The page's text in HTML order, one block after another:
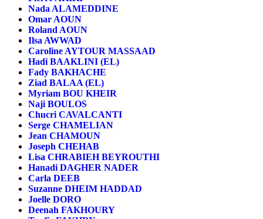
Nada ALAMEDDINE
Omar AOUN
Roland AOUN
Ilsa AWWAD
Caroline AYTOUR MASSAAD
Hadi BAAKLINI (EL)
Fady BAKHACHE
Ziad BALAA (EL)
Myriam BOU KHEIR
Naji BOULOS
Chucri CAVALCANTI
Serge CHAMELIAN
Jean CHAMOUN
Joseph CHEHAB
Lisa CHRABIEH BEYROUTHI
Hanadi DAGHER NADER
Carla DEEB
Suzanne DHEIM HADDAD
Joelle DORO
Deenah FAKHOURY